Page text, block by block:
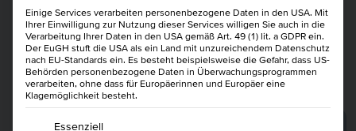
Weiterbildungsportfolio
Kurse:
Geprüfter Personalfachkaufmann IHK -
Einige Services verarbeiten personenbezogene Daten in den USA. Mit
Ihrer Einwilligung zur Nutzung dieser Services willigen Sie auch in die
Verarbeitung Ihrer Daten in den USA gemäß Art. 49 (1) lit. a GDPR ein.
Der EuGH stuft die USA als ein Land mit unzureichendem Datenschutz
nach EU-Standards ein. Es besteht beispielsweise die Gefahr, dass US-
Behörden personenbezogene Daten in Überwachungsprogrammen
verarbeiten, ohne dass für Europäerinnen und Europäer eine
Klagemöglichkeit besteht.
Es folgt eine Liste der Service-Gruppen, für die eine
Essenziell